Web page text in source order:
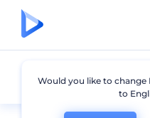
Мокапы
Would you like to change
to